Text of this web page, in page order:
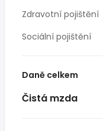
Zdravotní pojištění
Sociální pojištění
Daně celkem
Čistá mzda